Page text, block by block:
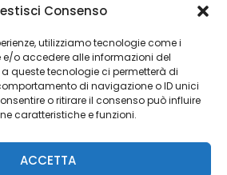
Consenso
utilizziamo tecnologie come i
e/o accedere alle informazioni del
queste tecnologie ci permetterà di
di navigazione o ID unici
o ritirare il consenso può influire
caratteristiche e funzioni.
ACCETTA